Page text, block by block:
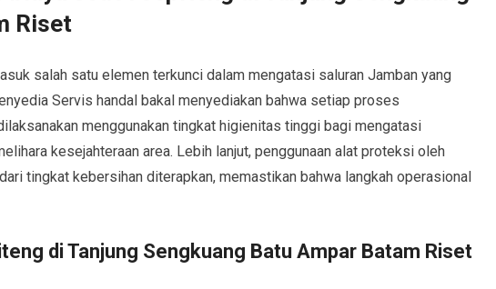
Riset
salah satu elemen terkunci dalam mengatasi saluran Jamban yang
Servis handal bakal menyediakan bahwa setiap proses
menggunakan tingkat higienitas tinggi bagi mengatasi
kesejahteraan area. Lebih lanjut, penggunaan alat proteksi oleh
tingkat kebersihan diterapkan, memastikan bahwa langkah operasional
di Tanjung Sengkuang Batu Ampar Batam Riset